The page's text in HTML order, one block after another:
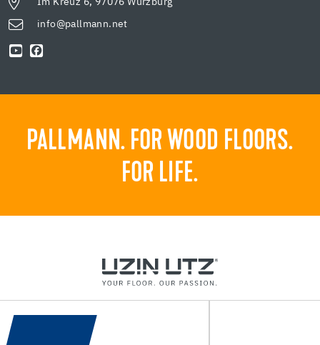
Im Kreuz 6, 97076 Würzburg
info@pallmann.net
PALLMANN. FOR WOOD FLOORS.
FOR LIFE.